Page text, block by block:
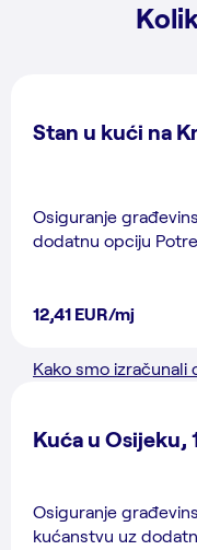
Stan u kući na
Osiguranje
dodatnu opciju
12,41 EUR/mj
Kako smo izračunali
Kuća u Osijeku,
Osiguranje
kućanstvu uz